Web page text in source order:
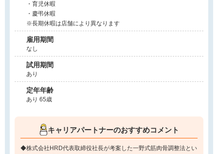
・育児休暇
・慶弔休暇
※長期休暇は店舗により異なります
雇用期間
なし
試用期間
あり
定年年齢
あり 65歳
キャリアパートナーのおすすめコメント
◆株式会社HRD代表取締役社長が考案した一野式筋肉骨調整法とい